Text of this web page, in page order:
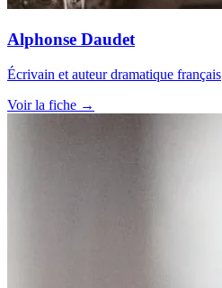
Alphonse Daudet
Écrivain et auteur dramatique français
Voir la fiche →